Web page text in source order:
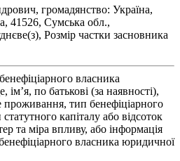
громадянство: Україна,
41526, Сумська обл.,
Розмір частки засновника
власника
по батькові (за наявності),
проживання, тип бенефіціарного
капіталу або відсоток
та міра впливу, або інформація
власника юридичної